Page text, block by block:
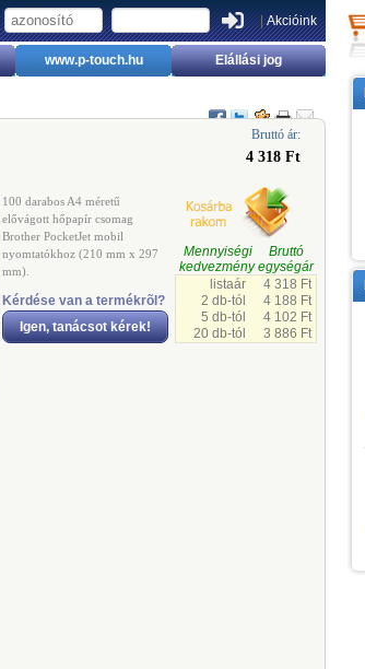
|Akcióink
www.p-touch.hu Elállási jog
Bruttó ár:
4 318 Ft
100 darabos A4 méretű
elővágott hőpapír csomag
Brother PocketJet mobil
nyomtatókhoz (210 mm x 297
mm).
Kérdése van a termékrõl?
Igen, tanácsot kérek!
Mennyiségi Bruttó
kedvezmény egységár
listaár
4 318 Ft
2 db-tól
4 188 Ft
5 db-tól
4 102 Ft
20 db-tól
3 886 Ft